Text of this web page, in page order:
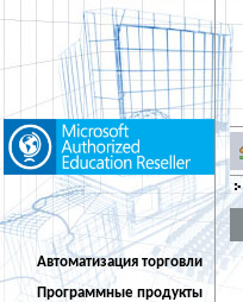
Автоматизация торговли
Программные продукты